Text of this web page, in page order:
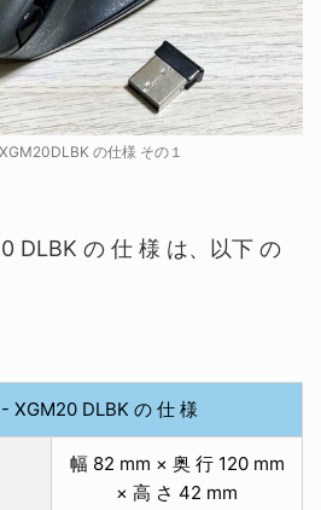
の仕様 その１
DLBK の 仕 様 は、以下 の
XGM20 DLBK の 仕 様
幅 82 mm × 奥 行 120 mm
× 高 さ 42 mm